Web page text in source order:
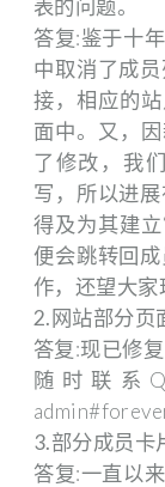
表的问题。
答复:鉴于十
中取消了成
接，相应的
面中。又，
了修改，我
写，所以进
得及为其建
便会跳转回
作，还望大家
2.网站部分页
答复:现已修
随时联系
3.部分成员卡
答复:一直以